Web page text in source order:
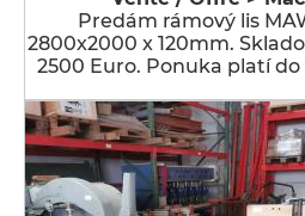
Predám rámový lis
2800x2000 x 120mm.
2500 Euro. Ponuka platí